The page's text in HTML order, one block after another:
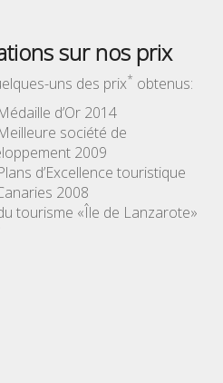
sur nos prix
uns des prix* obtenus:
d’Or 2014
société de
2009
d’Excellence touristique
2008
tourisme «Île de Lanzarote»